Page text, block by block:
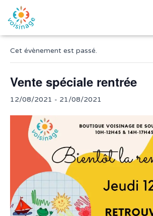
« Tous les Évènements
Cet évènement est passé.
Vente spéciale rentrée
12/08/2021 - 21/08/2021